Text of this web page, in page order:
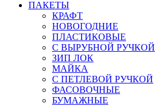
ПАКЕТЫ
КРАФТ
НОВОГОДНИЕ
ПЛАСТИКОВЫЕ
С ВЫРУБНОЙ РУЧКОЙ
ЗИП ЛОК
МАЙКА
С ПЕТЛЕВОЙ РУЧКОЙ
ФАСОВОЧНЫЕ
БУМАЖНЫЕ